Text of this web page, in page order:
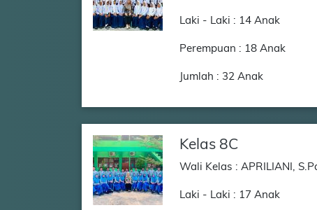
Laki - Laki : 14 Anak
Perempuan : 18 Anak
Jumlah : 32 Anak
Kelas 8C
Wali Kelas : APRILIANI,
Laki - Laki : 17 Anak